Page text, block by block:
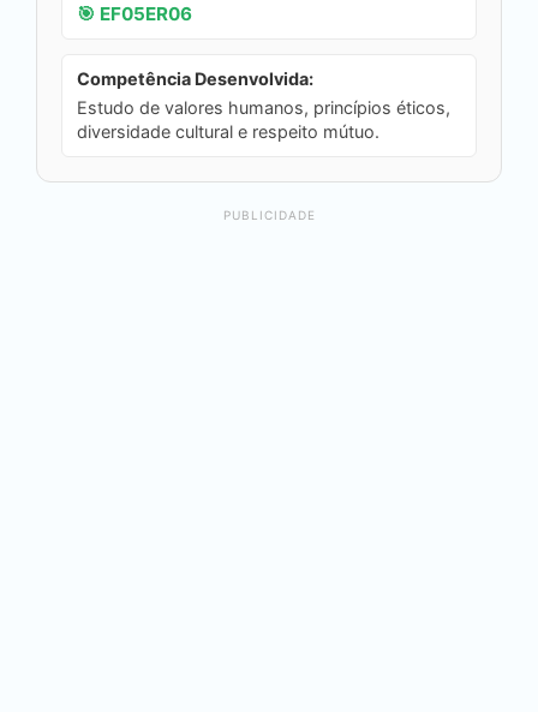
🎯 EF05ER06
Competência Desenvolvida:
Estudo de valores humanos, princípios éticos,
diversidade cultural e respeito mútuo.
PUBLICIDADE